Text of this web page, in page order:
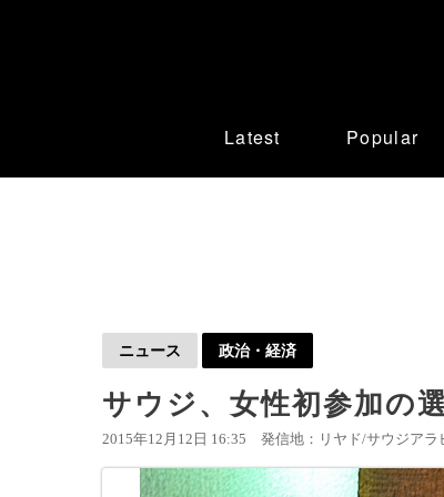
Latest Popular
ニュース 政治・経済
サウジ、女性初参加の
2015年12月12日 16:35 発信地：リヤド/サウジアラ